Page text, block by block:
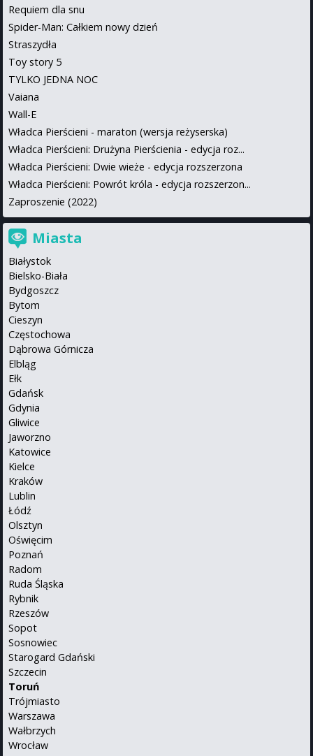
Requiem dla snu
Spider-Man: Całkiem nowy dzień
Straszydła
Toy story 5
TYLKO JEDNA NOC
Vaiana
Wall-E
Władca Pierścieni - maraton (wersja reżyserska)
Władca Pierścieni: Drużyna Pierścienia - edycja roz...
Władca Pierścieni: Dwie wieże - edycja rozszerzona
Władca Pierścieni: Powrót króla - edycja rozszerzon...
Zaproszenie (2022)
Miasta
Białystok
Bielsko-Biała
Bydgoszcz
Bytom
Cieszyn
Częstochowa
Dąbrowa Górnicza
Elbląg
Ełk
Gdańsk
Gdynia
Gliwice
Jaworzno
Katowice
Kielce
Kraków
Lublin
Łódź
Olsztyn
Oświęcim
Poznań
Radom
Ruda Śląska
Rybnik
Rzeszów
Sopot
Sosnowiec
Starogard Gdański
Szczecin
Toruń
Trójmiasto
Warszawa
Wałbrzych
Wrocław